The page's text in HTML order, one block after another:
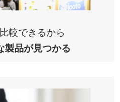
較できるから
製品が見つかる